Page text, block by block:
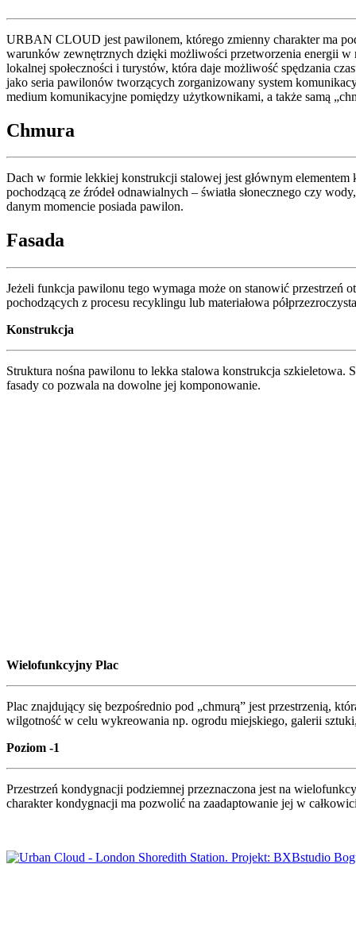
URBAN CLOUD jest pawilonem, którego zmienny charakter ma
warunków zewnętrznych dzięki możliwości przetworzenia energii w
lokalnej społeczności i turystów, która daje możliwość spędzania
jako seria pawilonów tworzących zorganizowany system
medium komunikacyjne pomiędzy użytkownikami, a także samą
Chmura
Dach w formie lekkiej konstrukcji stalowej jest głównym
pochodzącą ze źródeł odnawialnych – światła słonecznego czy
danym momencie posiada pawilon.
Fasada
Jeżeli funkcja pawilonu tego wymaga może on stanowić przestrzeń
pochodzących z procesu recyklingu lub materiałowa półprzezroczysta
Konstrukcja
Struktura nośna pawilonu to lekka stalowa konstrukcja szkieletowa.
fasady co pozwala na dowolne jej komponowanie.
Wielofunkcyjny Plac
Plac znajdujący się bezpośrednio pod „chmurą” jest przestrzenią,
wilgotność w celu wykreowania np. ogrodu miejskiego, galerii
Poziom -1
Przestrzeń kondygnacji podziemnej przeznaczona jest na
charakter kondygnacji ma pozwolić na zaadaptowanie jej w